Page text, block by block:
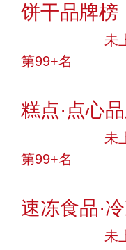
饼干品牌榜
未
第99+名
糕点·点心
未
第99+名
速冻食品·
未